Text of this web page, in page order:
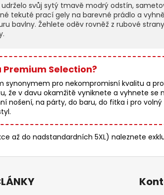
svůj sytý tmavě modrý odstín,
tekuté prací gely na barevné prádlo a
bavlny. Žehlete oděv rovněž z rubové
Selection?
synonymem pro nekompromisní kvalitu a
v davu okamžitě vyniknete a vyhnete se
nošení, na párty, do baru, do fitka i pro
až do nadstandardních 5XL) naleznete